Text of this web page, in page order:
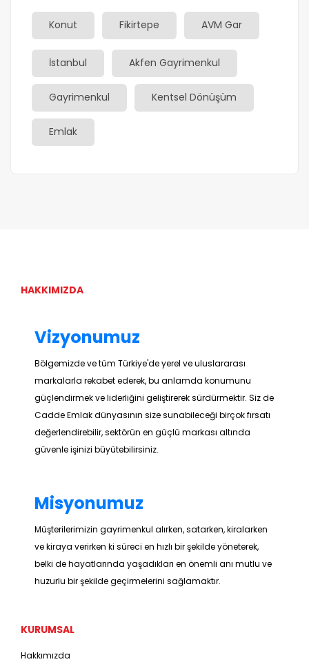
Konut Fikirtepe AVM Gar
İstanbul Akfen Gayrimenkul
Gayrimenkul Kentsel Dönüşüm
Emlak
HAKKIMIZDA
Vizyonumuz
Bölgemizde ve tüm Türkiye'de yerel ve uluslararası
markalarla rekabet ederek, bu anlamda konumunu
güçlendirmek ve liderliğini geliştirerek sürdürmektir. Siz de
Cadde Emlak dünyasının size sunabileceği birçok fırsatı
değerlendirebilir, sektörün en güçlü markası altında
güvenle işinizi büyütebilirsiniz.
Misyonumuz
Müşterilerimizin gayrimenkul alırken, satarken, kiralarken
ve kiraya verirken ki süreci en hızlı bir şekilde yöneterek,
belki de hayatlarında yaşadıkları en önemli anı mutlu ve
huzurlu bir şekilde geçirmelerini sağlamaktır.
KURUMSAL
Hakkımızda